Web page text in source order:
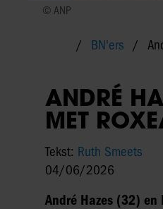
© ANP
BN'ers
ANDRÉ
MET
Tekst: Ruth Smeets
04/06/2026
André Hazes (32) en